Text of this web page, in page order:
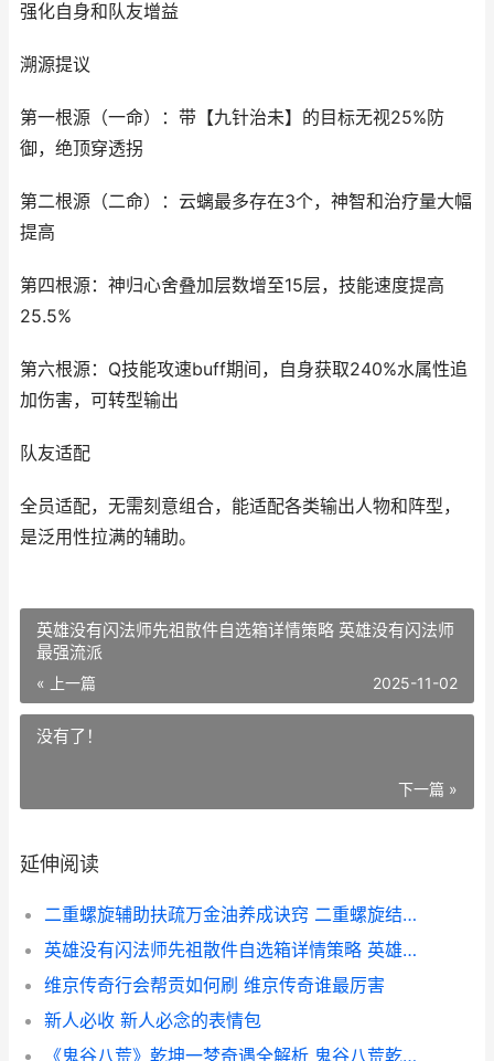
强化自身和队友增益
溯源提议
第一根源（一命）：带【九针治未】的目标无视25%防
御，绝顶穿透拐
第二根源（二命）：云螭最多存在3个，神智和治疗量大幅
提高
第四根源：神归心舍叠加层数增至15层，技能速度提高
25.5%
第六根源：Q技能攻速buff期间，自身获取240%水属性追
加伤害，可转型输出
队友适配
全员适配，无需刻意组合，能适配各类输出人物和阵型，
是泛用性拉满的辅助。
英雄没有闪法师先祖散件自选箱详情策略 英雄没有闪法师
最强流派
« 上一篇 2025-11-02
没有了！
下一篇 »
延伸阅读
二重螺旋辅助扶疏万金油养成诀窍 二重螺旋结局是什么
英雄没有闪法师先祖散件自选箱详情策略 英雄没有闪法师最强流派
维京传奇行会帮贡如何刷 维京传奇谁最厉害
新人必收 新人必念的表情包
《鬼谷八荒》乾坤一梦奇遇全解析 鬼谷八荒乾云界